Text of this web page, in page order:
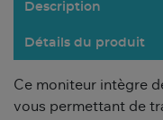
Description
Détails du produit
Ce moniteur intègre
vous permettant de